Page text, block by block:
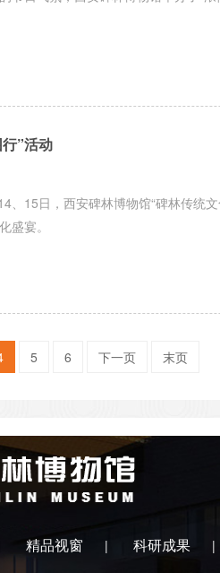
”活动
、15日，西安碑林博物馆“碑林传统
盛宴。
5 6 下一页 末页
精品视窗 | 科研成果 |